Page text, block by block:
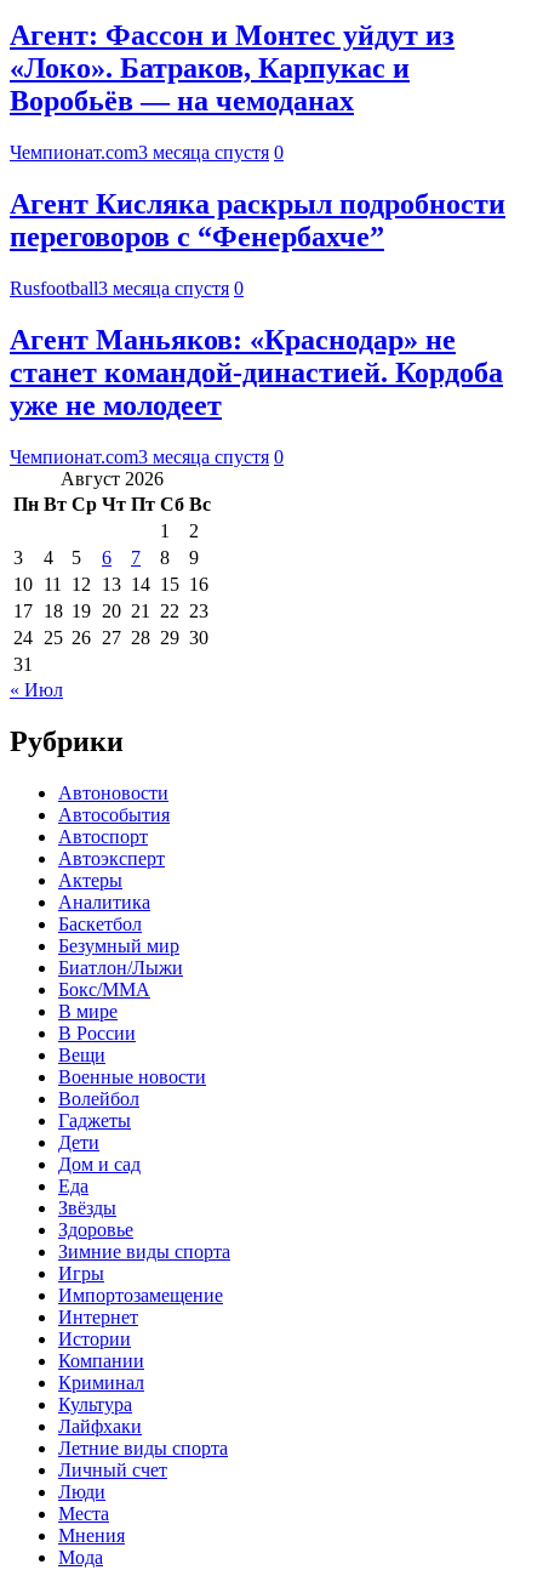
Агент: Фассон и Монтес уйдут из
«Локо». Батраков, Карпукас и
Воробьёв — на чемоданах
Чемпионат.com3 месяца спустя 0
Агент Кисляка раскрыл подробности
переговоров с “Фенербахче”
Rusfootball3 месяца спустя 0
Агент Маньяков: «Краснодар» не
станет командой-династией. Кордоба
уже не молодеет
Чемпионат.com3 месяца спустя 0
Август 2026
Пн Вт Ср Чт Пт Сб Вс
1
2
3
4 5 6 7 8
9
10 11 12 13 14 15 16
17 18 19 20 21 22 23
24 25 26 27 28 29 30
31
« Июл
Рубрики
Автоновости
Автособытия
Автоспорт
Автоэксперт
Актеры
Аналитика
Баскетбол
Безумный мир
Биатлон/Лыжи
Бокс/MMA
В мире
В России
Вещи
Военные новости
Волейбол
Гаджеты
Дети
Дом и сад
Еда
Звёзды
Здоровье
Зимние виды спорта
Игры
Импортозамещение
Интернет
Истории
Компании
Криминал
Культура
Лайфхаки
Летние виды спорта
Личный счет
Люди
Места
Мнения
Мода